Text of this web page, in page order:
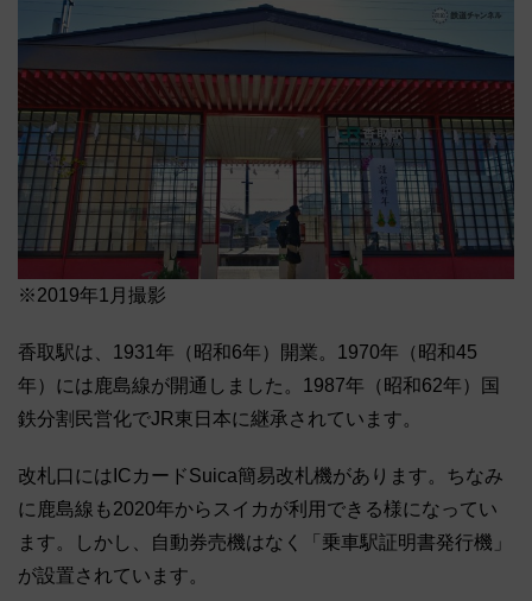
※2019年1月撮影
香取駅は、1931年（昭和6年）開業。1970年（昭和45
年）には鹿島線が開通しました。1987年（昭和62年）国
鉄分割民営化でJR東日本に継承されています。
改札口にはICカードSuica簡易改札機があります。ちなみ
に鹿島線も2020年からスイカが利用できる様になってい
ます。しかし、自動券売機はなく「乗車駅証明書発行機」
が設置されています。